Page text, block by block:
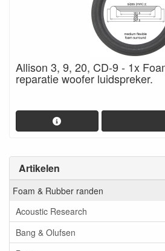
Artikelen
Foam & Rubber randen
Acoustic Research
Bang & Olufsen
Allison 3, 9, 20, CD-9 - 1x
reparatie woofer luidspreker.